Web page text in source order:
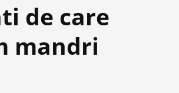
de care
mandri